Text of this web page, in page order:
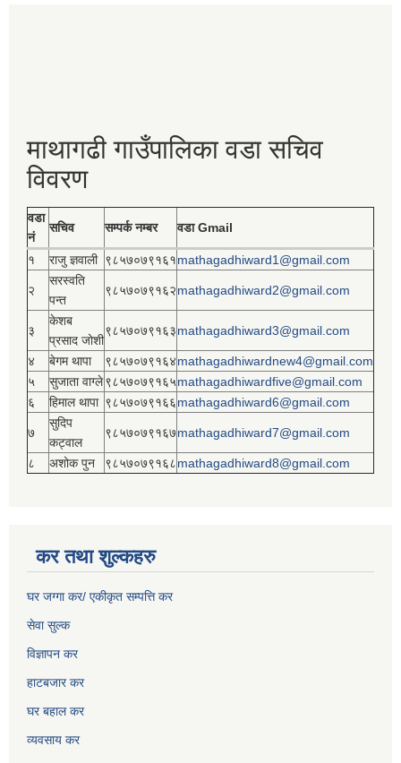
माथागढी गाउँपालिका वडा सचिव
विवरण
वडा
नं
सचिव सम्पर्क नम्बर वडा Gmail
१ राजु ज्ञवाली ९८५७०७९१६१mathagadhiward1@gmail.com
२
सरस्वति
पन्त
९८५७०७९१६२mathagadhiward2@gmail.com
३
केशब
प्रसाद जोशी
९८५७०७९१६३mathagadhiward3@gmail.com
४ बेगम थापा ९८५७०७९१६४mathagadhiwardnew4@gmail.com
५
सुजाता वाग्ले९८५७०७९१६५mathagadhiwardfive@gmail.com
६
हिमाल थापा ९८५७०७९१६६mathagadhiward6@gmail.com
७
सुदिप
कट्वाल
९८५७०७९१६७mathagadhiward7@gmail.com
८ अशोक पुन ९८५७०७९१६८mathagadhiward8@gmail.com
कर तथा शुल्कहरु
घर जग्गा कर/ एकीकृत सम्पत्ति कर
सेवा सुल्क
विज्ञापन कर
हाटबजार कर
घर बहाल कर
व्यवसाय कर